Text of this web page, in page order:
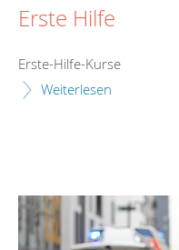
Erste Hilfe
Erste-Hilfe-Kurse
Weiterlesen